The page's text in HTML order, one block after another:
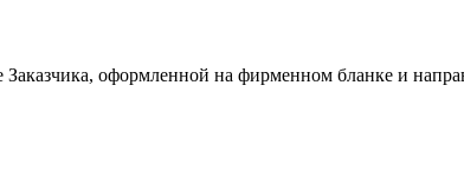
Заказчика, оформленной на фирменном бланке и